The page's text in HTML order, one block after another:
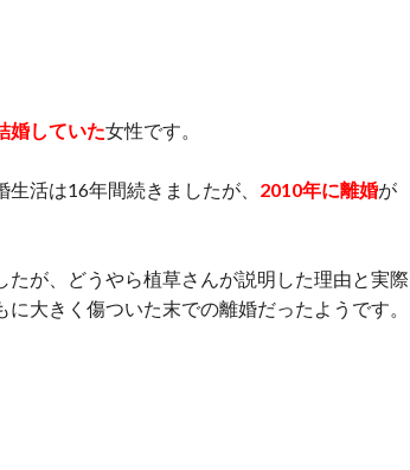
婚していた女性です。
活は16年間続きましたが、 2010年に離婚が
が、どうやら植草さんが説明した理由と実際
大きく傷ついた末での離婚だったようです。